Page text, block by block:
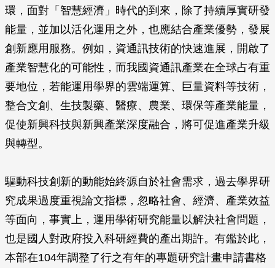
環，面對「智慧經濟」時代的到來，除了持續厚實研發
能量，並加以活化運用之外，也應結合產業優勢，發展
創新應用服務。例如，資通訊技術的快速進展，開啟了
產業智慧化的可能性，而我國資通訊產業在全球占有重
要地位，若能運用學界的雲端運算、巨量資料等技術，
整合文創、生技製藥、醫療、農業、環保等產業能量，
促使新興科技與新興產業深度融合，將可促進產業升級
與轉型。
驅動科技創新的動能始終源自於社會需求，過去學界研
究成果過度重視論文指標，忽略社會、經濟、產業效益
等面向，事實上，運用學術研究能量以解決社會問題，
也是國人對政府投入科研經費的產出期許。有鑑於此，
本部在104年調整了行之有年的專題研究計畫申請書格